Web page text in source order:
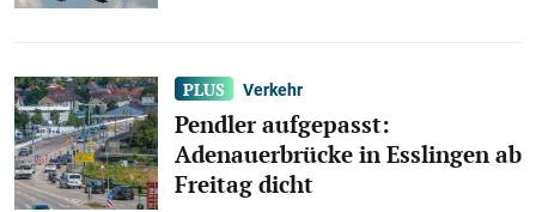
Verkehr
Pendler aufgepasst:
Adenauerbrücke in Esslingen ab
Freitag dicht